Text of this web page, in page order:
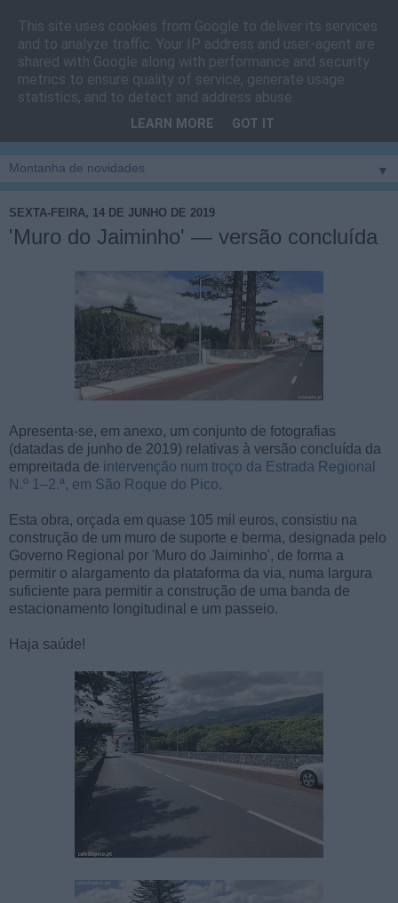
Cais do Pico
Blog sobre um pouco de tudo relacionado com a ilha
vila e ao concelho de São Roque do Pico
▼
SEXTA-FEIRA, 14 DE JUNHO DE 2019
'Muro do Jaiminho' — versão concluída
Apresenta-se, em anexo, um conjunto de fotografias
(datadas de junho de 2019) relativas à versão concluída da
empreitada de intervenção num troço da Estrada Regional
N.º 1–2.ª, em São Roque do Pico.
Esta obra, orçada em quase 105 mil euros, consistiu na
construção de um muro de suporte e berma, designada pelo
Governo Regional por 'Muro do Jaiminho', de forma a
permitir o alargamento da plataforma da via, numa largura
suficiente para permitir a construção de uma banda de
estacionamento longitudinal e um passeio.
Haja saúde!
This site uses cookies from Google to deliver its services
and to analyze traffic. Your IP address and user-agent are
shared with Google along with performance and security
metrics to ensure quality of service, generate usage
statistics, and to detect and address abuse.
LEARN MORE GOT IT